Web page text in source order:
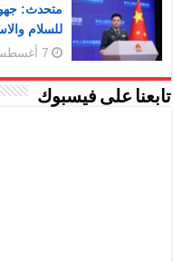
متحدث: جهود
للسلام
7 أغسطس، 2026
تابعنا على فيسبوك